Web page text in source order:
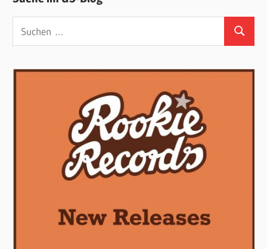
Suchen